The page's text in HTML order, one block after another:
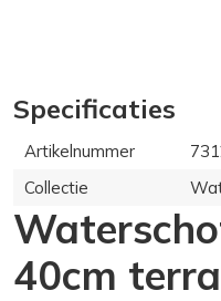
Specificaties
Artikelnummer
Collectie
40cm terra